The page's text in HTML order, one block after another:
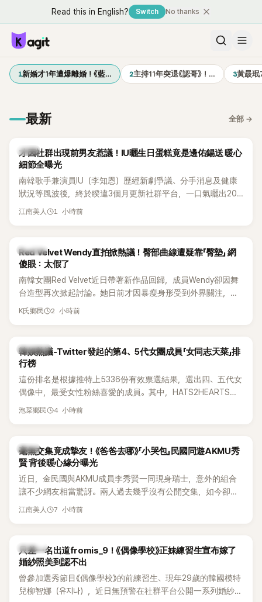
Read this in English? Switch No thanks
1新婚才1年遭爆離婚！《藍… 2主持11年突退《認哥》！… 3黃晸
最新 全部 →
韓星
才因社群出現前男友惹議！IU曬生日蛋糕竟是邊佑錫送 暖心
細節全曝光
南韓歌手兼演員IU（李知恩）歷經新劇爭議、分手消息及健康
狀況等風波後，終於睽違3個月更新社群平台，一口氣曬出20
張近況照，讓大批粉絲又驚又喜。其中，一張生日蛋糕照意外
江南美人 1 小時前
K-POP
Red Velvet Wendy直拍掀熱議！臀部曲線遭疑靠「臀墊」 網
傻眼：太假了
南韓女團Red Velvet近日帶著新作品回歸，成員Wendy卻因舞
台造型再次掀起討論。她日前才因暴瘦身形受到外界關注，又
被質疑在舞台上使用臀墊，如今最新打歌舞台曝光後，再度因
K氏鄉民 2 小時前
熱議討論
韓娛熱議-Twitter發起的第4、5代女團成員「女同志天菜」排
行榜
這份排名是根據推特上5336份有效票選結果，選出四、五代女
偶像中，最受女性粉絲喜愛的成員。其中，HATS2HEARTS成
員包攬了前三名，展現了她們在女性社群中的高人氣。
泡菜鄉民 4 小時前
韓星
毫無交集竟成摯友！《爸爸去哪》「小哭包」民國同遊AKMU秀
賢 背後暖心緣分曝光
近日，金民國與AKMU成員李秀賢一同現身瑞士，意外的組合
讓不少網友相當驚訝。兩人過去幾乎沒有公開交集，如今卻一
起踏上瑞士之旅，也讓粉絲紛紛好奇：「他們到底是怎麼認識
江南美人 7 小時前
K-POP
只差一名出道fromis_9！《偶像學校》正妹練習生宣布嫁了
婚紗照美到認不出
曾參加選秀節目《偶像學校》的前練習生、現年29歲的韓國模特
兒柳智娜（유지나），近日無預警在社群平台公開一系列婚紗